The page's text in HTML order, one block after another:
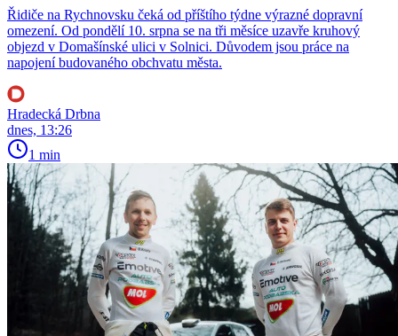
Řidiče na Rychnovsku čeká od příštího týdne výrazné dopravní
omezení. Od pondělí 10. srpna se na tři měsíce uzavře kruhový
objezd v Domašínské ulici v Solnici. Důvodem jsou práce na
napojení budovaného obchvatu města.
Hradecká Drbna
dnes, 13:26
1 min